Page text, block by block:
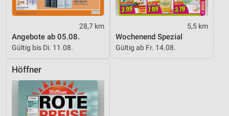
28,7 km
Angebote ab 05.08.
Gültig bis Di. 11.08.
5,5 km
Wochenend Spezial
Gültig ab Fr. 14.08.
Höffner